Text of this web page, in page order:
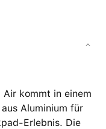
kommt in einem
Aluminium für
Erlebnis. Die